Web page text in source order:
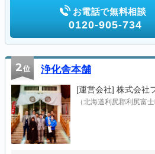
お電話で無料相談
0120-905-734
2位 浄化舎本舗
[運営会社] 株式会社
（北海道利尻郡利尻富